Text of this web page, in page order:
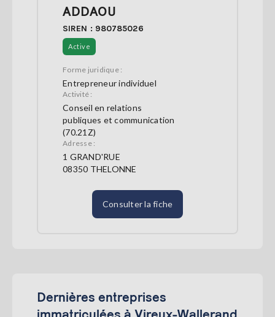
ADDAOU
SIREN : 980785026
Active
Forme juridique :
Entrepreneur individuel
Activité :
Conseil en relations
publiques et communication
(70.21Z)
Adresse :
1 GRAND'RUE
08350 THELONNE
Consulter la fiche
Dernières entreprises